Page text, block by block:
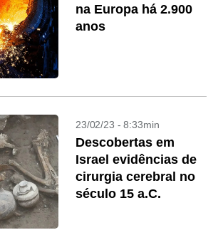
na Europa há 2.900
anos
23/02/23 - 8:33min
Descobertas em
Israel evidências de
cirurgia cerebral no
século 15 a.C.